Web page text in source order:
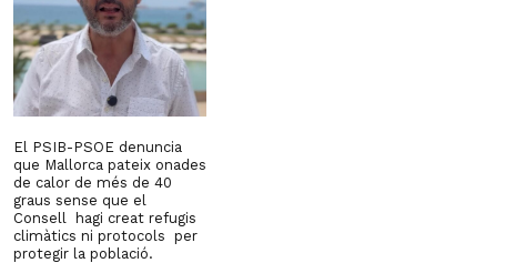
El PSIB-PSOE denuncia
que Mallorca pateix onades
de calor de més de 40
graus sense que el
Consell hagi creat refugis
climàtics ni protocols per
protegir la població.